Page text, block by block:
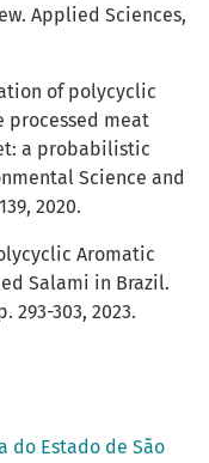
do Estado de São
Applied Sciences,
of polycyclic
processed meat
a probabilistic
Science and
2020.
Aromatic
Salami in Brazil.
293-303, 2023.